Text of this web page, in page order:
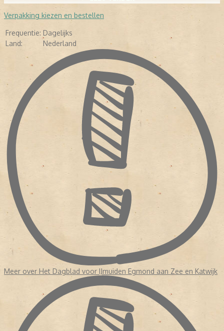
Verpakking kiezen en bestellen
Frequentie: Dagelijks
Land:
Nederland
Meer over Het Dagblad voor IJmuiden Egmond aan Zee en Katwijk